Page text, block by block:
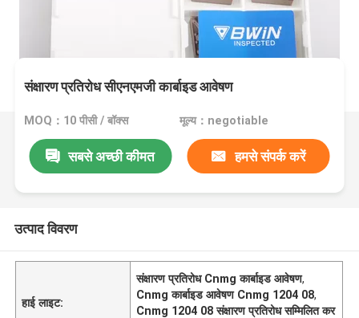
संक्षारण प्रतिरोध सीएनएमजी कार्बाइड आवेषण
MOQ：10 पीसी / बॉक्स मूल्य：negotiable
सबसे अच्छी कीमत हमसे संपर्क करें
उत्पाद विवरण
हाई लाइट:
संक्षारण प्रतिरोध Cnmg कार्बाइड आवेषण,
Cnmg कार्बाइड आवेषण Cnmg 1204 08,
Cnmg 1204 08 संक्षारण प्रतिरोध सम्मिलित कर